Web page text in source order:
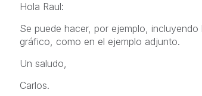
Hola Raul:
Se puede hacer, por ejemplo,
gráfico, como en el ejemplo adjunto.
Un saludo,
Carlos.